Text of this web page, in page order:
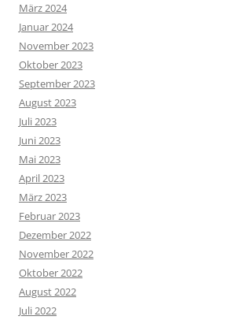
März 2024
Januar 2024
November 2023
Oktober 2023
September 2023
August 2023
Juli 2023
Juni 2023
Mai 2023
April 2023
März 2023
Februar 2023
Dezember 2022
November 2022
Oktober 2022
August 2022
Juli 2022